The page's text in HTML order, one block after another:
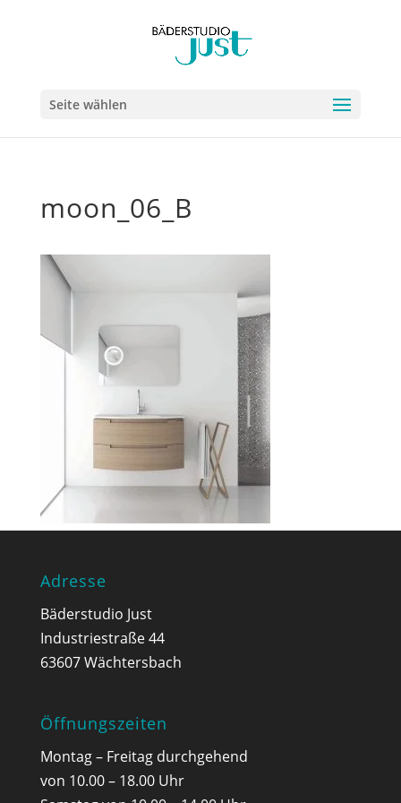
Seite wählen
moon_06_B
Adresse
Bäderstudio Just
Industriestraße 44
63607 Wächtersbach
Öffnungszeiten
Montag – Freitag durchgehend
von 10.00 – 18.00 Uhr